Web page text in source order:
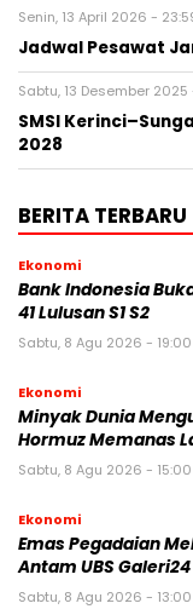
Senin, 13 April 2026 -
Jadwal Pesawat
Sabtu, 13 Desember 2025
SMSI
2028
BERITA TERBARU
Ekonomi
Bank Indonesia
41 Lulusan S1 S2
Sabtu, 8 Agu 2026 - 19:00
Ekonomi
Minyak Dunia
Hormuz Memanas
Sabtu, 8 Agu 2026 - 15:00
Ekonomi
Emas Pegadaian
Antam UBS
Sabtu, 8 Agu 2026 - 13:00